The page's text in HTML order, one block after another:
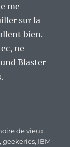
me
sur la
bien.
ne
Blaster
de vieux
,geekeries, IBM